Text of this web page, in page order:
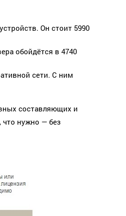
Он стоит 5990
обойдётся в 4740
сети. С ним
составляющих и
что нужно — без